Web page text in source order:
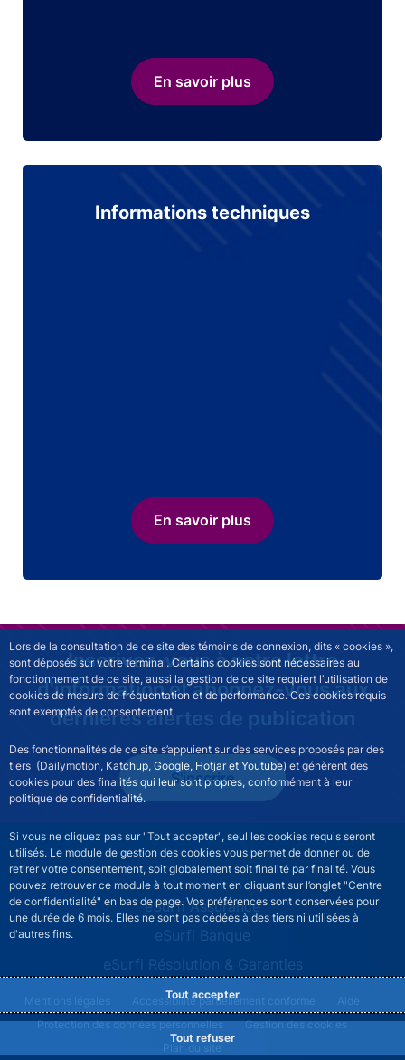
Lors de la consultation de ce site des témoins de connexion, dits « cookies »,
sont déposés sur votre terminal. Certains cookies sont nécessaires au
fonctionnement de ce site, aussi la gestion de ce site requiert l’utilisation de
cookies de mesure de fréquentation et de performance. Ces cookies requis
sont exemptés de consentement.
Des fonctionnalités de ce site s’appuient sur des services proposés par des
tiers (Dailymotion, Katchup, Google, Hotjar et Youtube) et génèrent des
cookies pour des finalités qui leur sont propres, conformément à leur
politique de confidentialité.
Si vous ne cliquez pas sur "Tout accepter", seul les cookies requis seront
utilisés. Le module de gestion des cookies vous permet de donner ou de
retirer votre consentement, soit globalement soit finalité par finalité. Vous
pouvez retrouver ce module à tout moment en cliquant sur l’onglet "Centre
de confidentialité" en bas de page. Vos préférences sont conservées pour
une durée de 6 mois. Elles ne sont pas cédées à des tiers ni utilisées à
d'autres fins.
Tout accepter
Tout refuser
En savoir plus
Informations techniques
En savoir plus
Inscrivez-vous à notre lettre
d'information et abonnez-vous aux
dernières alertes de publication
S'inscrire
ESURFI site navigationeSurfi Assurance
eSurfi Banque
eSurfi Résolution & Garanties
ESURFI footer legal notice menu
Mentions légales Accessibilité partiellement conforme
Aide
Protection des données personnelles
Gestion des cookies
Plan du site